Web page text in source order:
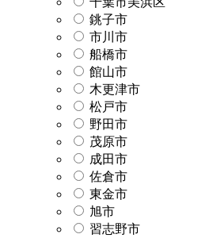
銚子市
市川市
船橋市
館山市
木更津市
松戸市
野田市
茂原市
成田市
佐倉市
東金市
旭市
習志野市